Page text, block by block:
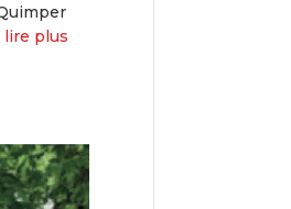
lire plus